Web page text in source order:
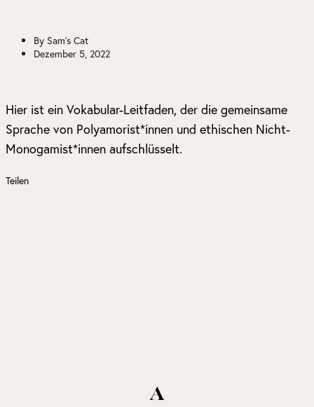
By Sam's Cat
Dezember 5, 2022
Hier ist ein Vokabular-Leitfaden, der die gemeinsame
Sprache von Polyamorist*innen und ethischen Nicht-
Monogamist*innen aufschlüsselt.
Teilen
A